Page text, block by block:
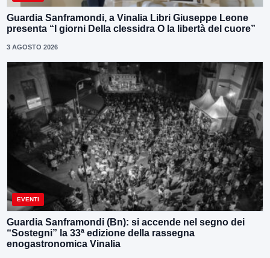
Guardia Sanframondi, a Vinalia Libri Giuseppe Leone
presenta “I giorni Della clessidra O la libertà del cuore”
3 AGOSTO 2026
EVENTI
Guardia Sanframondi (Bn): si accende nel segno dei
“Sostegni” la 33ª edizione della rassegna
enogastronomica Vinalia